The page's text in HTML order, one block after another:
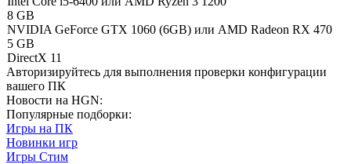
8 GB
NVIDIA GeForce GTX 1060 (6GB) или AMD Radeon RX 470
5 GB
DirectX 11
Авторизируйтесь для выполнения проверки конфигурации
вашего ПК
Новости на HGN:
Популярные подборки:
Игры на ПК
Новинки игр
Игры Стим